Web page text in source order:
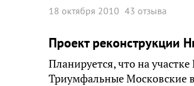
18 октября 2010 43 отзыва
Проект реконструкции
Планируется, что на
Триумфальные Московские